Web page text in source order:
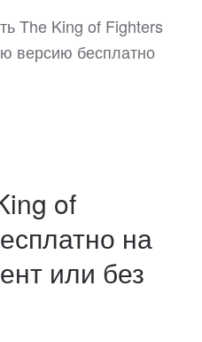
The King of Fighters
версию бесплатно
of
на
или без